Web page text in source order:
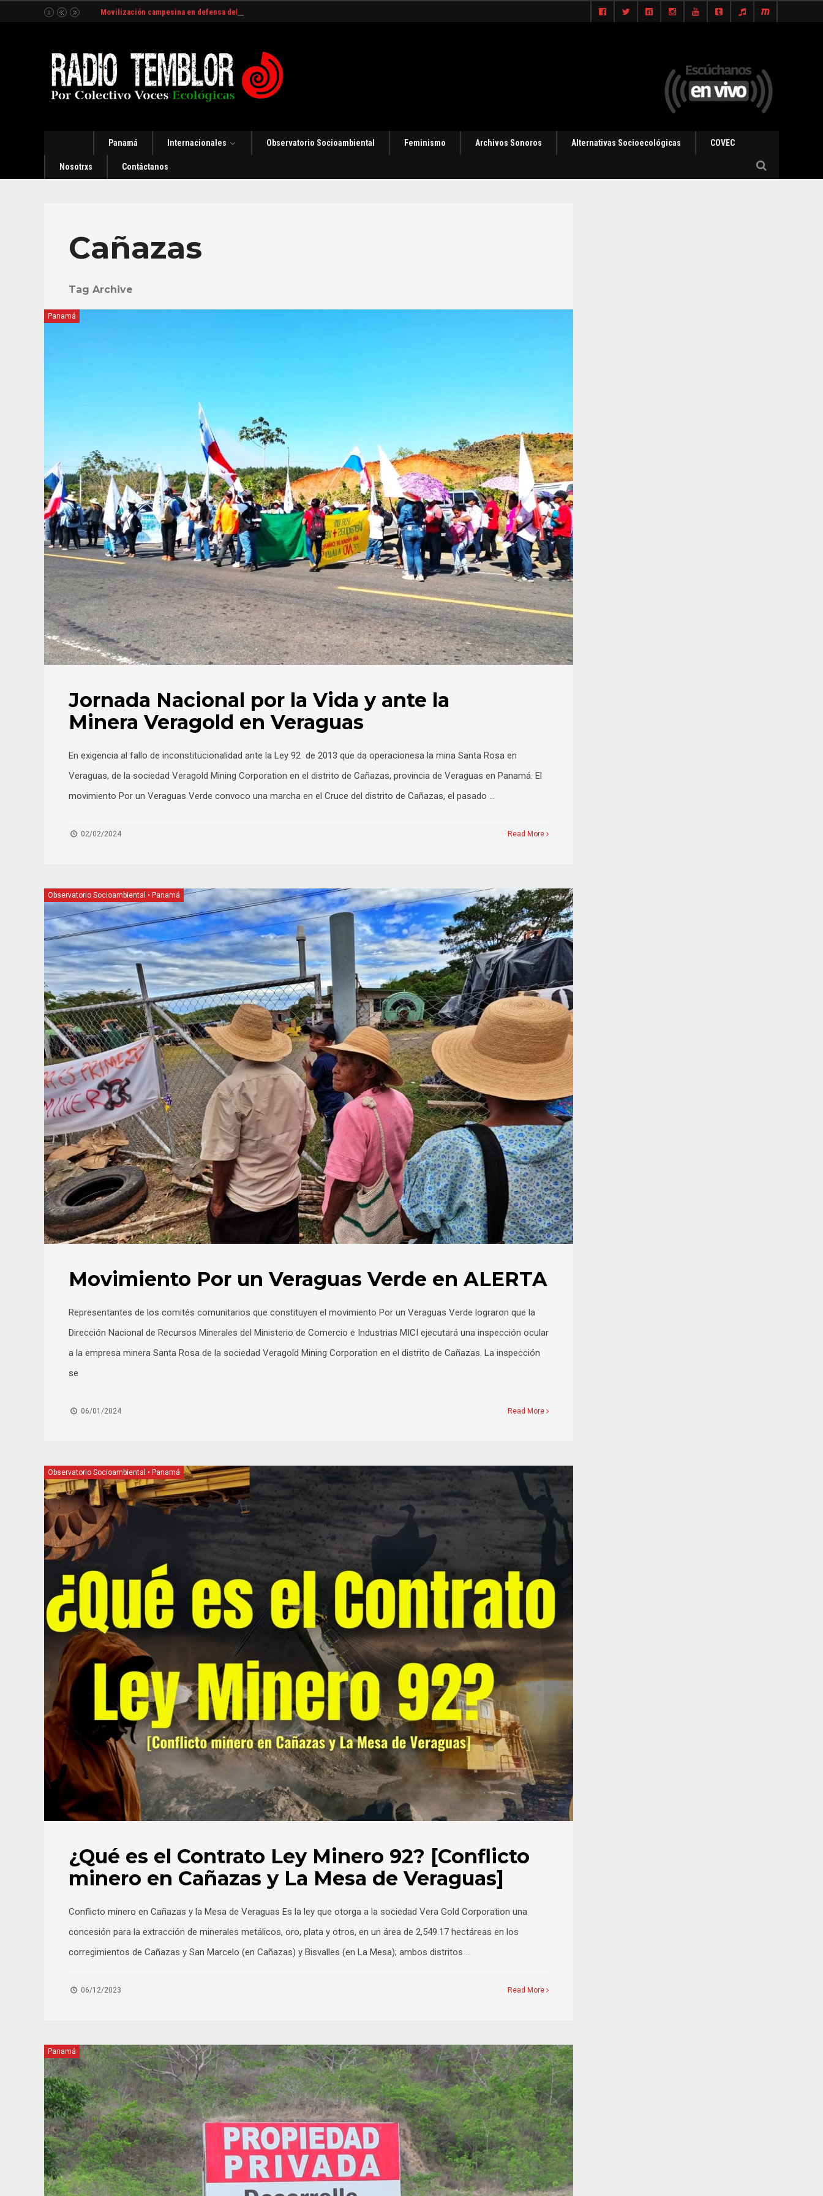
Movilización campesina en defensa del Río Indio en Panamá [Audio]
Panamá Internacionales Observatorio Socioambiental Feminismo Archivos Sonoros Alternativas Socioecológicas COVEC
Nosotrxs Contáctanos
Cañazas
Tag Archive
Panamá
Jornada Nacional por la Vida y ante la
Minera Veragold en Veraguas
En exigencia al fallo de inconstitucionalidad ante la Ley 92 de 2013 que da operacionesa la mina Santa Rosa en
Veraguas, de la sociedad Veragold Mining Corporation en el distrito de Cañazas, provincia de Veraguas en Panamá. El
movimiento Por un Veraguas Verde convoco una marcha en el Cruce del distrito de Cañazas, el pasado …
02/02/2024 Read More
Observatorio Socioambiental • Panamá
Movimiento Por un Veraguas Verde en ALERTA
Representantes de los comités comunitarios que constituyen el movimiento Por un Veraguas Verde lograron que la
Dirección Nacional de Recursos Minerales del Ministerio de Comercio e Industrias MICI ejecutará una inspección ocular
a la empresa minera Santa Rosa de la sociedad Veragold Mining Corporation en el distrito de Cañazas. La inspección
se
06/01/2024 Read More
Observatorio Socioambiental • Panamá
¿Qué es el Contrato Ley Minero 92? [Conflicto
minero en Cañazas y La Mesa de Veraguas]
Conflicto minero en Cañazas y la Mesa de Veraguas Es la ley que otorga a la sociedad Vera Gold Corporation una
concesión para la extracción de minerales metálicos, oro, plata y otros, en un área de 2,549.17 hectáreas en los
corregimientos de Cañazas y San Marcelo (en Cañazas) y Bisvalles (en La Mesa); ambos distritos …
06/12/2023 Read More
Panamá